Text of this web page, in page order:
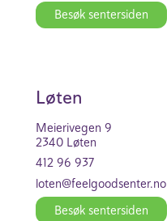
Besøk senter­siden
Løten
Meieri­vegen 9
2340 Løten
412 96 937
loten@feel­good­se­nter.no
Besøk senter­siden